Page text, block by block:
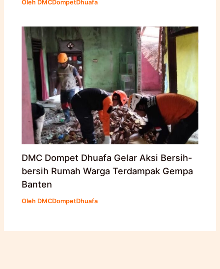
Oleh DMCDompetDhuafa
DMC Dompet Dhuafa Gelar Aksi Bersih-
bersih Rumah Warga Terdampak Gempa
Banten
Oleh DMCDompetDhuafa